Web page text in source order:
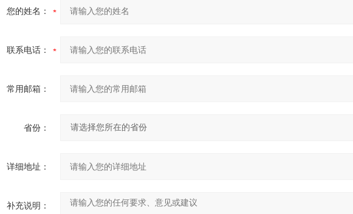
您的姓名：
联系电话：
常用邮箱：
省份：
详细地址：
补充说明：